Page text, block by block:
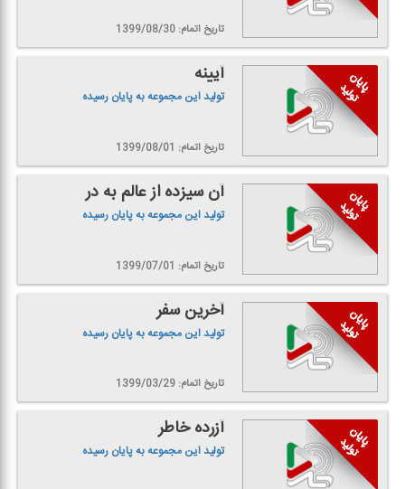
تاریخ اتمام: 1399/08/30
آیینه
تولید این مجموعه به پایان رسیده
تاریخ اتمام: 1399/08/01
آن سیزده از عالم به در
تولید این مجموعه به پایان رسیده
تاریخ اتمام: 1399/07/01
آخرین سفر
تولید این مجموعه به پایان رسیده
تاریخ اتمام: 1399/03/29
آزرده خاطر
تولید این مجموعه به پایان رسیده